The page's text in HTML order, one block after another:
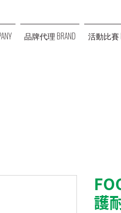
品牌代理 BRAND 活動比賽
護